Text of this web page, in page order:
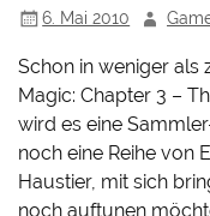
6. Mai 2010
Schon in weniger als
Magic: Chapter 3 –
wird es eine
noch eine Reihe von
Haustier, mit sich
noch auftunen